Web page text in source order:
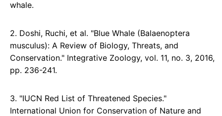
whale.
2. Doshi, Ruchi, et al. "Blue Whale (Balaenoptera
musculus): A Review of Biology, Threats, and
Conservation." Integrative Zoology, vol. 11, no. 3, 2016,
pp. 236-241.
3. "IUCN Red List of Threatened Species."
International Union for Conservation of Nature and